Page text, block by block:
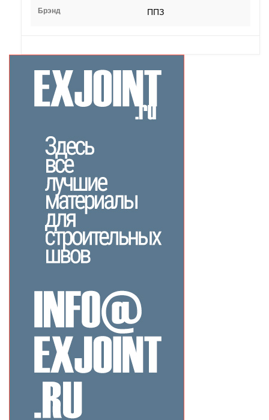
Брэнд ППЗ